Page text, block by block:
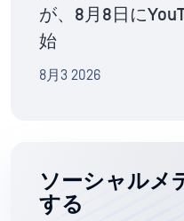
が、8月8日に
始
8月3 2026
ソーシャルメ
する